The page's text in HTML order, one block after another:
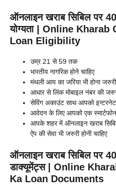
ऑनलाइन खराब सिबिल पर
योग्यता | Online
Loan Eligibility
उम्र 21 से 59 तक
भारतीय नागरिक होने चाहिए
मंथली आय का जरिया भी होना
आधार से लिंक मोबाइल नंबर की
सेविंग अकाउंट साथ आपको
आवेदन के लिए आपको एक स्मार्टफोन
आपके शहर में ऑनलाइन खराब
ऐप की सेवा भी जरुरी होनी चाहिए
ऑनलाइन खराब सिबिल पर
डाक्यूमेंट्स | Online
Ka Loan Documents